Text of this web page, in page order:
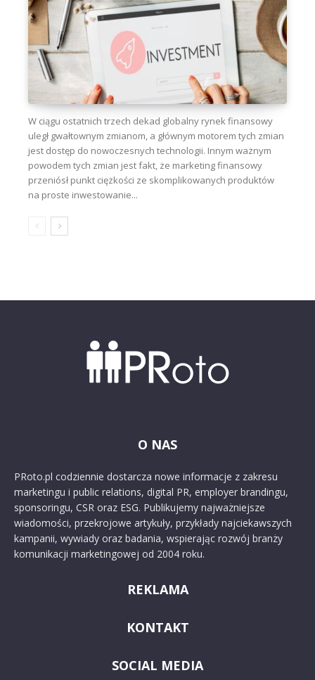
W ciągu ostatnich trzech dekad globalny rynek finansowy
uległ gwałtownym zmianom, a głównym motorem tych zmian
jest dostęp do nowoczesnych technologii. Innym ważnym
powodem tych zmian jest fakt, że marketing finansowy
przeniósł punkt ciężkości ze skomplikowanych produktów
na proste inwestowanie...
O NAS
PRoto.pl codziennie dostarcza nowe informacje z zakresu
marketingu i public relations, digital PR, employer brandingu,
sponsoringu, CSR oraz ESG. Publikujemy najważniejsze
wiadomości, przekrojowe artykuły, przykłady najciekawszych
kampanii, wywiady oraz badania, wspierając rozwój branży
komunikacji marketingowej od 2004 roku.
REKLAMA
KONTAKT
SOCIAL MEDIA